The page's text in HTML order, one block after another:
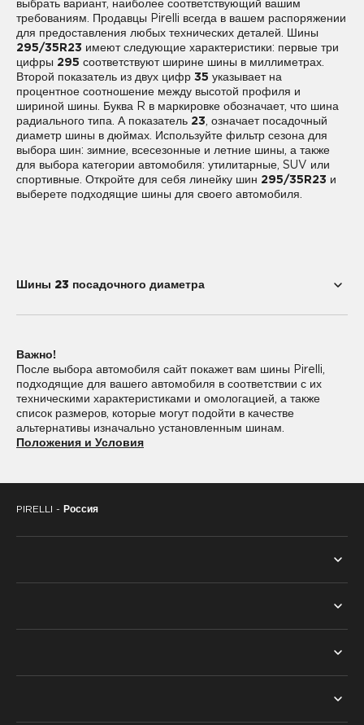
выбрать вариант, наиболее соответствующий вашим
требованиям. Продавцы Pirelli всегда в вашем распоряжении
для предоставления любых технических деталей. Шины
295/35R23 имеют следующие характеристики: первые три
цифры 295 соответствуют ширине шины в миллиметрах.
Второй показатель из двух цифр 35 указывает на
процентное соотношение между высотой профиля и
шириной шины. Буква R в маркировке обозначает, что шина
радиального типа. А показатель 23, означает посадочный
диаметр шины в дюймах. Используйте фильтр сезона для
выбора шин: зимние, всесезонные и летние шины, а также
для выбора категории автомобиля: утилитарные, SUV или
спортивные. Откройте для себя линейку шин 295/35R23 и
выберете подходящие шины для своего автомобиля.
Шины 23 посадочного диаметра
285/40R23
315/30R23 325/30R23
325/35R23
Важно!
После выбора автомобиля сайт покажет вам шины Pirelli,
подходящие для вашего автомобиля в соответствии с их
техническими характеристиками и омологацией, а также
список размеров, которые могут подойти в качестве
альтернативы изначально установленным шинам.
Положения и Условия
PIRELLI - Россия
ПОИСК ПО СЕЗОНУ
PNCS™